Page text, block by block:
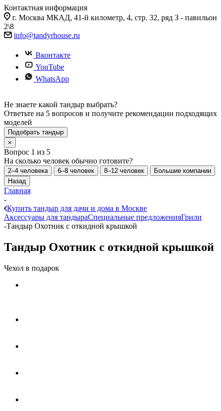
Контактная информация
г. Москва МКАД, 41-й километр, 4, стр. 32, ряд З - павильон
2\8
info@tandyrhouse.ru
Вконтакте
YouTube
WhatsApp
Не знаете какой тандыр выбрать?
Ответьте на 5 вопросов и получите рекомендации подходящих
моделей
Подобрать тандыр
×
Вопрос 1 из 5
На сколько человек обычно готовите?
2–4 человека 6–8 человек 8–12 человек
Большие компании
Назад
Главная
-
Купить тандыр для дачи и дома в Москве
Аксессуары для тандыраСпециальные предложенияГрили
-Тандыр Охотник с откидной крышкой
Тандыр Охотник с откидной крышкой
Чехол в подарок